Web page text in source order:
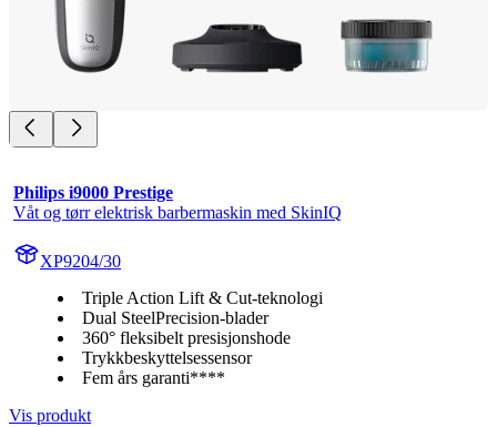
Philips i9000 Prestige
Våt og tørr elektrisk barbermaskin med SkinIQ
XP9204/30
Triple Action Lift & Cut-teknologi
Dual SteelPrecision-blader
360° fleksibelt presisjonshode
Trykkbeskyttelsessensor
Fem års garanti****
Vis produkt